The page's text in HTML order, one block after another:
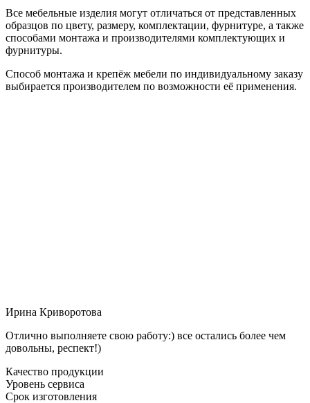
Все мебельные изделия могут отличаться от представленных
образцов по цвету, размеру, комплектации, фурнитуре, а также
способами монтажа и производителями комплектующих и
фурнитуры.
Способ монтажа и крепёж мебели по индивидуальному заказу
выбирается производителем по возможности её применения.
Ирина Криворотова
Отлично выполняете свою работу:) все остались более чем
довольны, респект!)
Качество продукции
Уровень сервиса
Срок изготовления